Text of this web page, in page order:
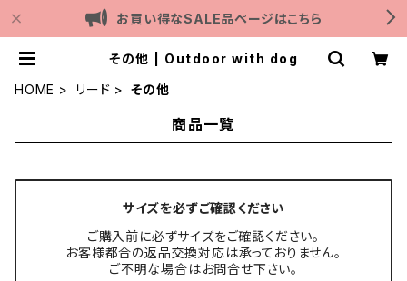
お買い得なSALE品ページはこちら
その他 | Outdoor with dog
HOME
リード その他
商品一覧
サイズを必ずご確認ください
ご購入前に必ずサイズをご確認ください。
お客様都合の返品交換対応は承っておりません。
ご不明な場合はお問合せ下さい。